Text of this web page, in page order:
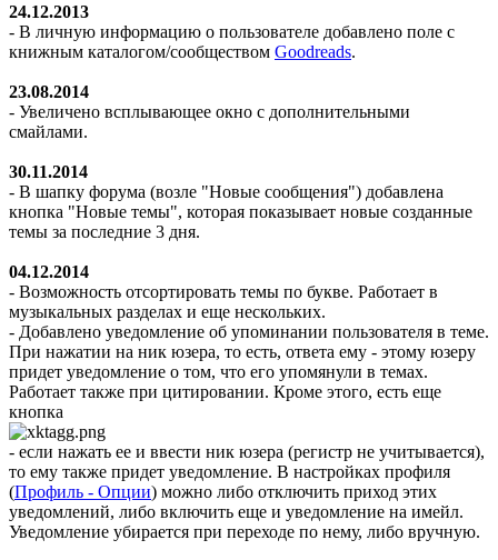
24.12.2013
- В личную информацию о пользователе добавлено поле с
книжным каталогом/сообществом Goodreads.
23.08.2014
- Увеличено всплывающее окно с дополнительными
смайлами.
30.11.2014
- В шапку форума (возле "Новые сообщения") добавлена
кнопка "Новые темы", которая показывает новые созданные
темы за последние 3 дня.
04.12.2014
- Возможность отсортировать темы по букве. Работает в
музыкальных разделах и еще нескольких.
- Добавлено уведомление об упоминании пользователя в теме.
При нажатии на ник юзера, то есть, ответа ему - этому юзеру
придет уведомление о том, что его упомянули в темах.
Работает также при цитировании. Кроме этого, есть еще
кнопка
- если нажать ее и ввести ник юзера (регистр не учитывается),
то ему также придет уведомление. В настройках профиля
(Профиль - Опции) можно либо отключить приход этих
уведомлений, либо включить еще и уведомление на имейл.
Уведомление убирается при переходе по нему, либо вручную.